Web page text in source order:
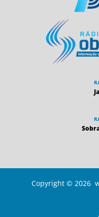
Copyright © 2026